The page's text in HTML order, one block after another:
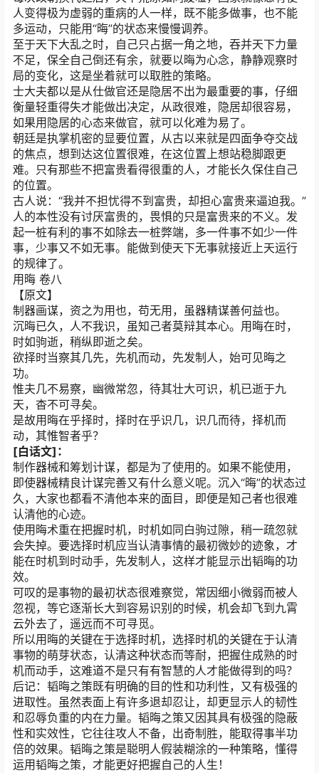
人变得极为虚弱的重病的人一样，既不能多做事，也不能
多运动，只能用“晦”的状态来慢慢调养。
至于天下大乱之时，自己只占据一角之地，吞并天下力量
不足，保全自己倒还有余，就要以晦为心念，静静观察时
局的变化，这是坐着就可以取胜的策略。
士大夫都以是从仕做官还是隐居不出为最重要的事，仔细
衡量轻重得失才能做出决定，从政很难，隐居却很容易，
如果用隐居的心态来做官，就可以化难为易了。
朝廷是执掌机密的显要位置，从古以来就是四面争夺交战
的焦点，想到达这位置很难，在这位置上想站稳脚跟更
难。只有那些不把富贵看得很重的人，才能长久保住自己
的位置。
古人说：“我并不担忧得不到富贵，却担心富贵来逼迫我。”
人的本性没有讨厌富贵的，畏惧的只是富贵来的不义。发
起一桩有利的事不如除去一桩弊端，多一件事不如少一件
事，少事又不如无事。能做到使天下无事就接近上天运行
的规律了。
用晦 卷八
【原文】
制器画谋，资之为用也，苟无用，虽器精谋善何益也。
沉晦已久，人不我识，虽知己者莫辩其本心。用晦在时，
时如驹逝，稍纵即逝之矣。
欲择时当察其几先，先机而动，先发制人，始可见晦之
功。
惟夫几不易察，幽微常忽，待其壮大可识，机已逝于九
天，杳不可寻矣。
是故用晦在乎择时，择时在乎识几，识几而待，择机而
动，其惟智者乎？
[白话文]：
制作器械和筹划计谋，都是为了使用的。如果不能使用，
即使器械精良计谋完善又有什么意义呢。沉入“晦”的状态过
久，大家也都看不清他本来的面目，即便是知己者也很难
认清他的心迹。
使用晦术重在把握时机，时机如同白驹过隙，稍一疏忽就
会失掉。要选择时机应当认清事情的最初微妙的迹象，才
能在时机到时动手，先发制人，这样才能显示出韬晦的功
效。
可叹的是事物的最初状态很难察觉，常因细小微弱而被人
忽视，等它逐渐长大到容易识别的时候，机会却飞到九霄
云外去了，遥远而不可寻觅。
所以用晦的关键在于选择时机，选择时机的关键在于认清
事物的萌芽状态，认清这种状态而等耐，把握住成熟的时
机而动手，这难道不是只有有智慧的人才能做得到的吗？
后记：韬晦之策既有明确的目的性和功利性，又有极强的
进取性。虽然表面上有许多退却忍让，却更显示人的韧性
和忍辱负重的内在力量。韬晦之策又因其具有极强的隐蔽
性和实效性，它往往攻人不备，出奇制胜，能取得事半功
倍的效果。韬晦之策是聪明人假装糊涂的一种策略，懂得
运用韬晦之策，才能更好把握自己的人生！